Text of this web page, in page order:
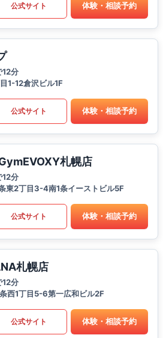
公式サイト 体験・相談予約
12分
1-12倉沢ビル1F
公式サイト 体験・相談予約
札幌店
12分
東2丁目3-4南1条イーストビル5F
公式サイト 体験・相談予約
札幌店
12分
西1丁目5-6第一広和ビル2F
公式サイト 体験・相談予約